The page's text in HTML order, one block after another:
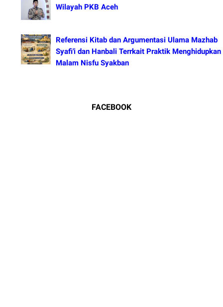
Wilayah PKB Aceh
Referensi Kitab dan Argumentasi Ulama Mazhab
Syafi'i dan Hanbali Terrkait Praktik Menghidupkan
Malam Nisfu Syakban
FACEBOOK